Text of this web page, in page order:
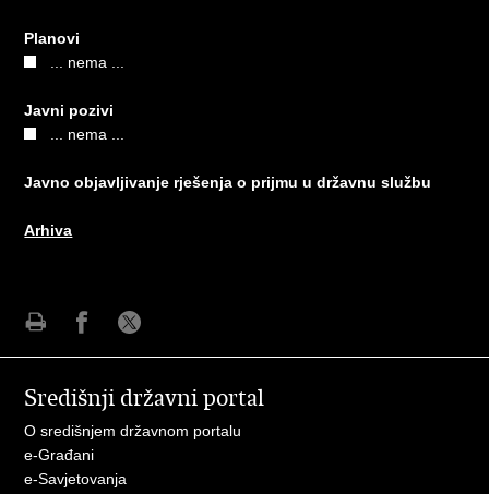
Planovi
... nema ...
Javni pozivi
... nema ...
Javno objavljivanje rješenja o prijmu u državnu službu
Arhiva
Facebooku
X-
Središnji državni portal
O središnjem državnom portalu
e-Građani
e-Savjetovanja